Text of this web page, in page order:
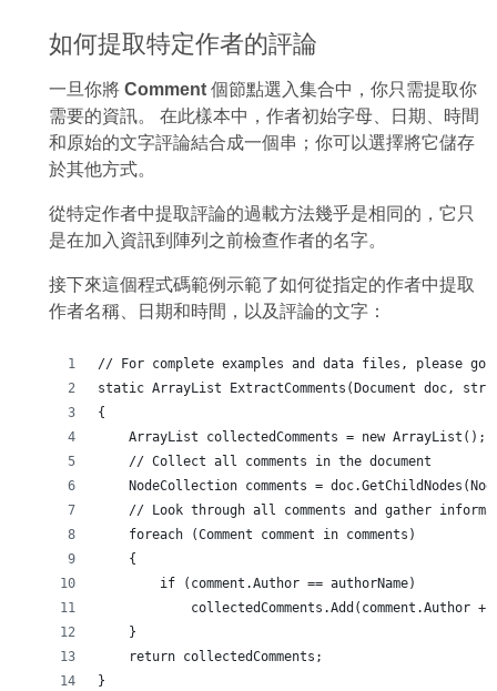
如何提取特定作者的評論
一旦你將 Comment個節點選入集合中，你只需提取你
需要的資訊。 在此樣本中，作者初始字母、日期、時間
和原始的文字評論結合成一個串；你可以選擇將它儲存
於其他方式。
從特定作者中提取評論的過載方法幾乎是相同的，它只
是在加入資訊到陣列之前檢查作者的名字。
接下來這個程式碼範例示範了如何從指定的作者中提取
作者名稱、日期和時間，以及評論的文字：
// For complete examples and data files, please go
static ArrayList ExtractComments(Document doc,
{
    ArrayList collectedComments = new ArrayList();
    // Collect all comments in the document
NodeCollection comments =
// Look through all comments and gather
    foreach (Comment comment in comments)
    {
        if (comment.Author == authorName)
collectedComments.Add(comment.Author
    }
    return collectedComments;
}